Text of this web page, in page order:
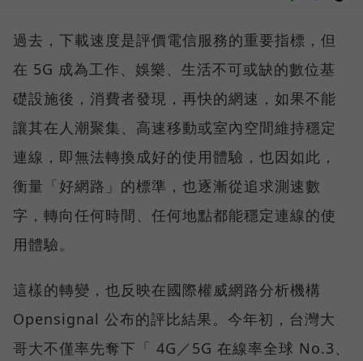
過去，下載速度是評價電信服務的重要指標，但
在 5G 成為工作、娛樂、生活不可或缺的數位基
礎設施後，消費者發現，再快的網速，如果不能
讓其在人潮聚集、高速移動或室內空間維持穩定
連線，即無法轉換成好的使用體驗，也因如此，
衡量「好網路」的標準，也逐漸從追求測速數
字，轉向任何時間、任何地點都能穩定連線的使
用體驗。
這樣的轉變，也反映在國際權威網路分析機構
Opensignal 公布的評比結果。今年初，台灣大
哥大不僅率先奪下「 4G／5G 在線率全球 No.3、